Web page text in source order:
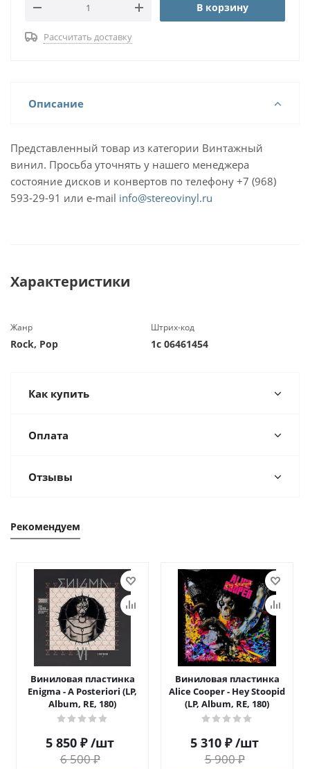
В корзину
Рассчитать доставку
Описание
Представленный товар из категории Винтажный
винил. Просьба уточнять у нашего менеджера
состояние дисков и конвертов по телефону +7 (968)
593-29-91 или e-mail info@stereovinyl.ru
Характеристики
Жанр
Rock, Pop
Штрих-код
1c 06461454
Как купить
Оплата
Отзывы
Рекомендуем
Виниловая пластинка
Enigma - A Posteriori (LP,
Album, RE, 180)
5 850 ₽ /шт
6 500₽
Виниловая пластинка
Alice Cooper - Hey Stoopid
(LP, Album, RE, 180)
5 310 ₽ /шт
5 900₽